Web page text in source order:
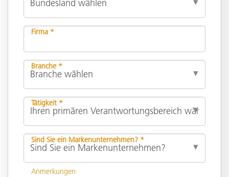
Firma *
Branche *
Tätigkeit *
Sind Sie ein Markenunternehmen? *
Anmerkungen